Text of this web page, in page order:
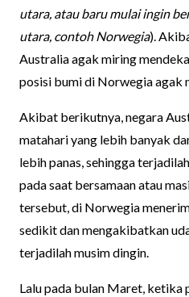
utara, atau baru mulai ingin
utara, contoh Norwegia).
Australia agak miring
posisi bumi di Norwegia agak
Akibat berikutnya, negara
matahari yang lebih banyak
lebih panas, sehingga
pada saat bersamaan atau
tersebut, di Norwegia
sedikit dan mengakibatkan
terjadilah musim dingin.
Lalu pada bulan Maret, ketika